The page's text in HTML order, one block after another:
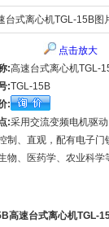
点击放大
:高速台式离心机TGL-
:TGL-15B
:
:采用交流变频电机驱
制、直观，配有电子门
物、医药学、农业科学
高速台式离心机TGL-